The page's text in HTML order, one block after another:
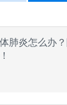
肺炎怎么办